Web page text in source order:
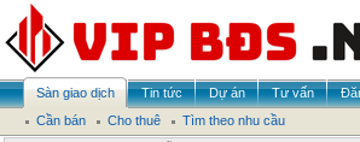
Sàn giao dịch Tin tức Dự án Tư vấn
Cần bán
Cho thuê
Tìm theo nhu cầu